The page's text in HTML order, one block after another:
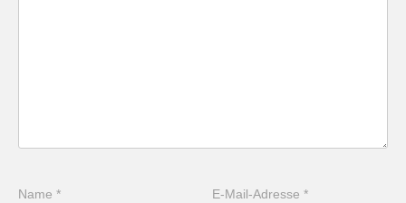
Name * E-Mail-Adresse*